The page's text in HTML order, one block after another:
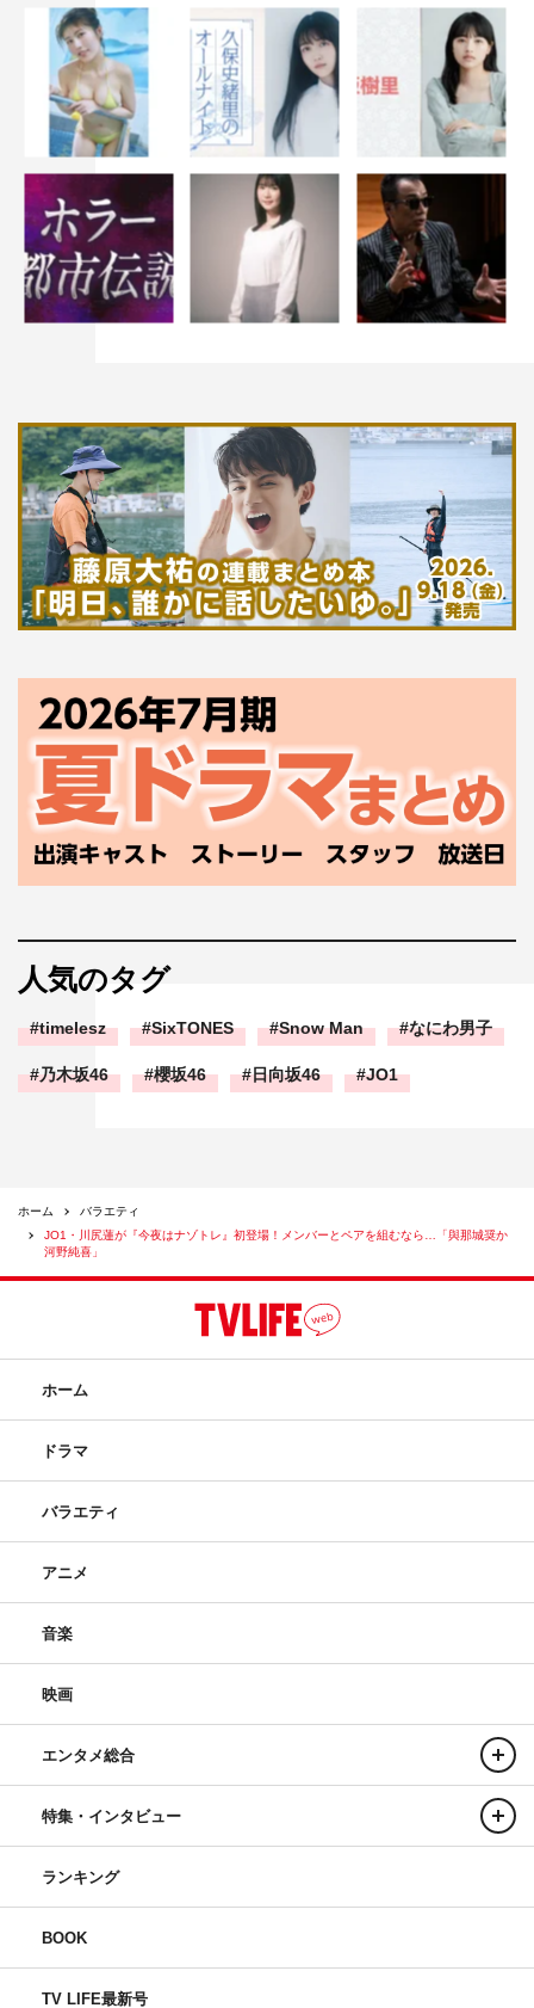
人気のタグ
timelesz SixTONES Snow Man なにわ男子
乃木坂46 櫻坂46 日向坂46 JO1
ホーム
バラエティ
JO1・川尻蓮が『今夜はナゾトレ』初登場！メンバーとペアを組むなら…「與那城奨か
河野純喜」
ホーム
ドラマ
バラエティ
アニメ
音楽
映画
エンタメ総合
特集・インタビュー
ランキング
BOOK
TV LIFE最新号